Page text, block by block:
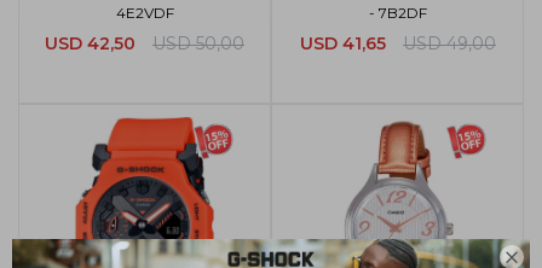

4E2VDF
USD 42,50 USD 50,00
- 7B2DF
USD 41,65 USD 49,00